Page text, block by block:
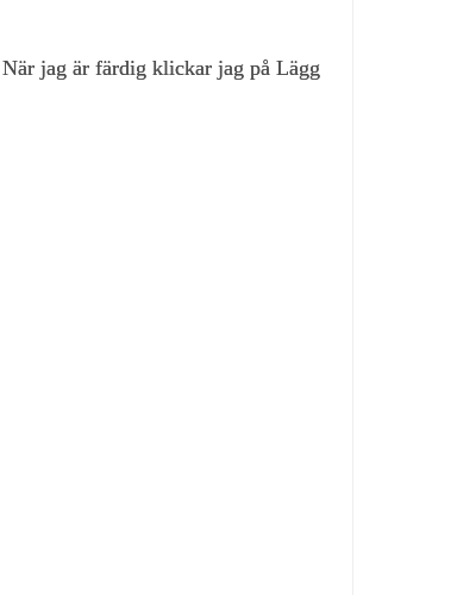
jag är färdig klickar jag på Lägg